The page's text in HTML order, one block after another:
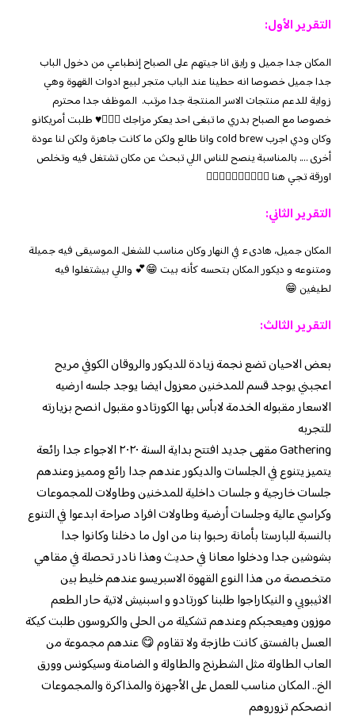
التقرير الأول:
‏المكان جدا جميل و رايق انا جيتهم على الصباح ‏إنطباعي من دخول الباب
جدا جميل ‏خصوصا انه حطينا عند الباب متجر لبيع ادوات القهوة وهي
زواية للدعم منتجات الاسر المنتجة جدا مرتب. ‏ الموظف جدا محترم
خصوصا مع الصباح بدري ‏ما تبغى احد يعكر مزاجك 👌🏽😂♥️ ‏طلبت أمريكانو
وكان ودي اجرب cold brew وانا طالع ولكن ‏ما كانت جاهزة ولكن لنا عودة
أخرى …. ‏بالمناسبة ينصح للناس اللي تبحث عن مكان تشتغل فيه وتخلص
اورقة تجي هنا 👌🏽👌🏽👌🏽👌🏽👌🏽
التقرير الثاني:
المكان جميل، هادىء في النهار وكان مناسب للشغل. الموسيقى فيه جميلة
ومتنوعه و ديكور المكان بتحسه كأنه بيت 😁💕 واللي بيشتغلوا فيه
لطيفين 😁
التقرير الثالث:
بعض الاحيان تضع نجمة زيادة للديكور والروقان الكوفي مريح
اعجبني يوجد قسم للمدخنين معزول ايضا يوجد جلسه ارضيه
الاسعار مقبوله الخدمة لابأس بها الكورتادو مقبول انصح بزيارته
للتجربه
Gathering مقهى جديد افتتح بداية السنة ٢٠٢٠ الاجواء جدا رائعة
يتميز يتنوع في الجلسات والديكور عندهم جدا رائع ومميز وعندهم
جلسات خارجية و جلسات داخلية للمدخنين وطاولات للمجموعات
وكراسي عالية وجلسات أرضية وطاولات افراد صراحة ابدعوا في التنوع
بالنسبة للبارستا بأمانة رحبوا بنا من اول ما دخلنا وكانوا جدا
بشوشين جدا ودخلوا معانا في حديث وهذا نادر تحصلة في مقاهي
متخصصة من هذا النوع القهوة الاسبريسو عندهم خليط بين
الاثيبوبي و النيكاراجوا طلبنا كورتادو و اسبنيش لاتية حار الطعم
موزون وهيعجبكم وعندهم تشكيلة من الحلى والكروسون طلبت كيكة
العسل بالفستق كانت طازجة ولا تقاوم 😋 عندهم مجموعة من
العاب الطاولة مثل الشطرنج والطاولة و الضامنة وسيكونس وورق
الخ.. المكان مناسب للعمل على الأجهزة والمذاكرة والمجموعات
انصحكم تزوروهم